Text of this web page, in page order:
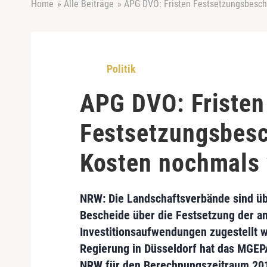
Home » Alle Beiträge » APG DVO: Fristen
Politik
APG DVO: Fristen
Kosten
NRW: Die Landschaftsverbände sind
Bescheide über die Festsetzung der
Investitionsaufwendungen zugestellt
Regierung in Düsseldorf hat das